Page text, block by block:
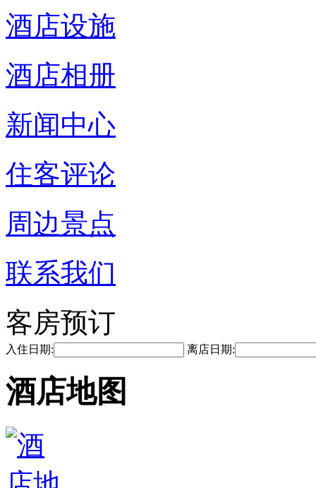
酒店设施
酒店相册
新闻中心
住客评论
周边景点
联系我们
客房预订
入住日期: 离店日期:
酒店地图